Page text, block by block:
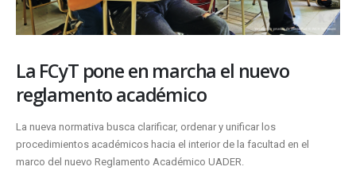
La FCyT pone en marcha el nuevo
reglamento académico
La nueva normativa busca clarificar, ordenar y unificar los
procedimientos académicos hacia el interior de la facultad en el
marco del nuevo Reglamento Académico UADER.